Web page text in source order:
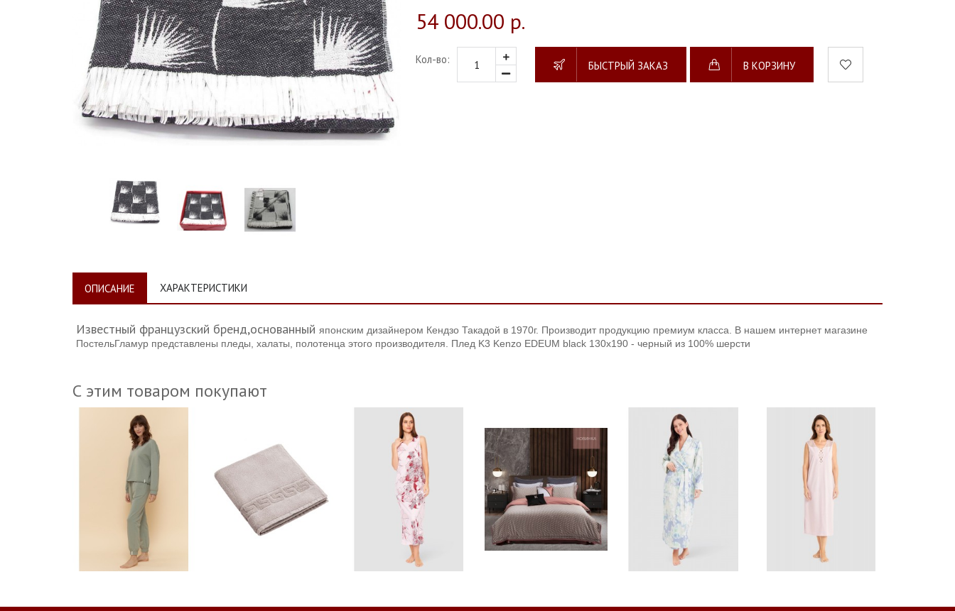
54 000.00 р.
Кол-во: БЫСТРЫЙ ЗАКАЗ В КОРЗИНУ
ОПИСАНИЕ ХАРАКТЕРИСТИКИ
Известный французский бренд,основанный японским дизайнером Кендзо Такадой в 1970г. Производит продукцию премиум класса. В нашем интернет магазине
ПостельГламур представлены пледы, халаты, полотенца этого производителя. Плед K3 Kenzo EDEUM black 130х190 - черный из 100% шерсти
С этим товаром покупают